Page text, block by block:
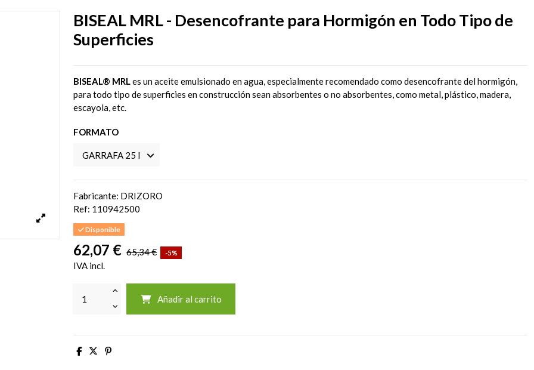
BISEAL MRL - Desencofrante para Hormigón en Todo Tipo de
Superficies
BISEAL® MRL es un aceite emulsionado en agua, especialmente recomendado como desencofrante del hormigón,
para todo tipo de superficies en construcción sean absorbentes o no absorbentes, como metal, plástico, madera,
escayola, etc.
FORMATO
Fabricante: DRIZORO
Ref: 110942500
Disponible
62,07 € 65,34 € -5%
IVA incl.
Añadir al carrito